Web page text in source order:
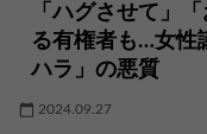
「ハグさせて」
る有権者も…女性
ハラ」の悪質
2024.09.27